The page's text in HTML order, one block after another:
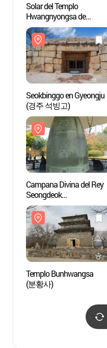
Solar del Templo
Hwangnyongsa de
Gyeongju (경주 황룡사
Seokbinggo en Gyeongju
(경주 석빙고)
Campana Divina del Rey
Seongdeok
(성덕대왕신종)
Templo Bunhwangsa
(분황사)